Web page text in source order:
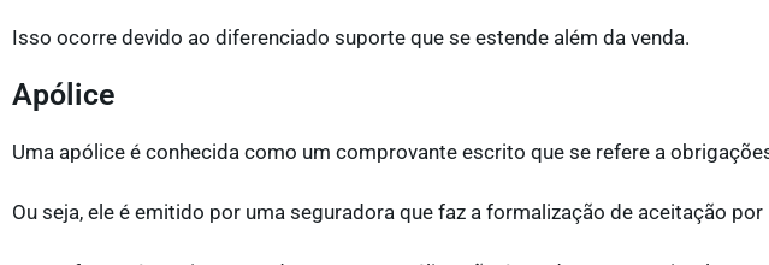
Isso ocorre devido ao diferenciado suporte que se estende além da venda.
Apólice
Uma apólice é conhecida como um comprovante escrito que se refere a
Ou seja, ele é emitido por uma seguradora que faz a formalização de aceitação